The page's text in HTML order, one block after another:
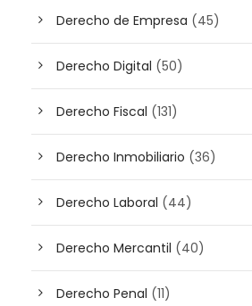
Derecho de Empresa (45)
Derecho Digital (50)
Derecho Fiscal (131)
Derecho Inmobiliario (36)
Derecho Laboral (44)
Derecho Mercantil (40)
Derecho Penal (11)